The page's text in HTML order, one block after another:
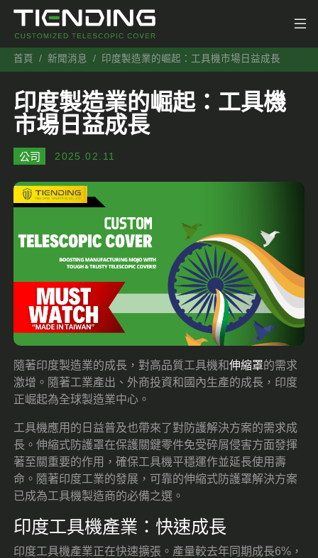
首頁 新聞消息 印度製造業的崛起：工具機市場日益成長
印度製造業的崛起：工具機
市場日益成長
2025.02.11
公司
隨著印度製造業的成長，對高品質工具機和伸縮罩的需求
激增。隨著工業產出、外商投資和國內生產的成長，印度
正崛起為全球製造業中心。
工具機應用的日益普及也帶來了對防護解決方案的需求成
長。伸縮式防護罩在保護關鍵零件免受碎屑侵害方面發揮
著至關重要的作用，確保工具機平穩運作並延長使用壽
命。隨著印度工業的發展，可靠的伸縮式防護罩解決方案
已成為工具機製造商的必備之選。
印度工具機產業：快速成長
印度工具機產業正在快速擴張。產量較去年同期成長6%，